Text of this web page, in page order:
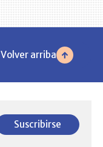
Volver arriba
Suscribirse